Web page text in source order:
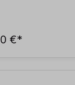
€*